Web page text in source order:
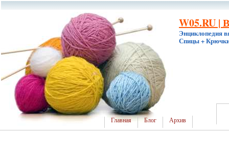
W05.RU |
Энциклопедия
Спицы +
Главная Блог Архив